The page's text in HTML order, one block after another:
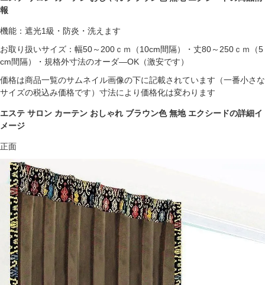
報
機能：遮光1級・防炎・洗えます
お取り扱いサイズ：幅50～200ｃｍ（10cm間隔）・丈80～250ｃｍ（5
cm間隔）・規格外寸法のオーダ―OK（激安です）
価格は商品一覧のサムネイル画像の下に記載されています（一番小さな
サイズの税込み価格です）寸法により価格化は変わります
エステ サロン カーテン おしゃれ ブラウン色 無地 エクシードの詳細イ
メージ
正面